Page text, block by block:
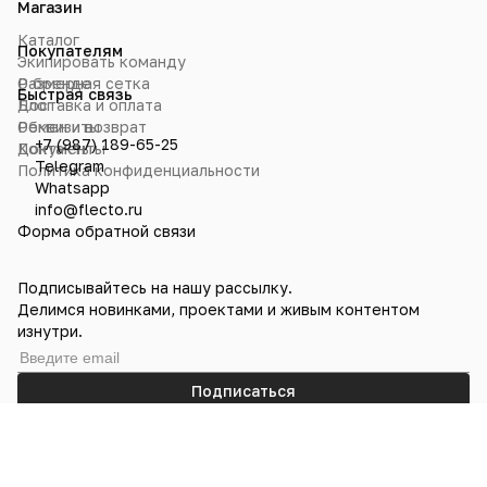
Магазин
Каталог
Экипировать команду
О бренде
Блог
Реквизиты
Контакты
Покупателям
Размерная сетка
Доставка и оплата
Обмен и возврат
Документы
Политика конфиденциальности
Быстрая связь
+7 (987) 189-65-25
Telegram
Whatsapp
info@flecto.ru
Форма обратной связи
Подписывайтесь на нашу рассылку.
Делимся новинками, проектами и живым контентом
изнутри.
Подписаться